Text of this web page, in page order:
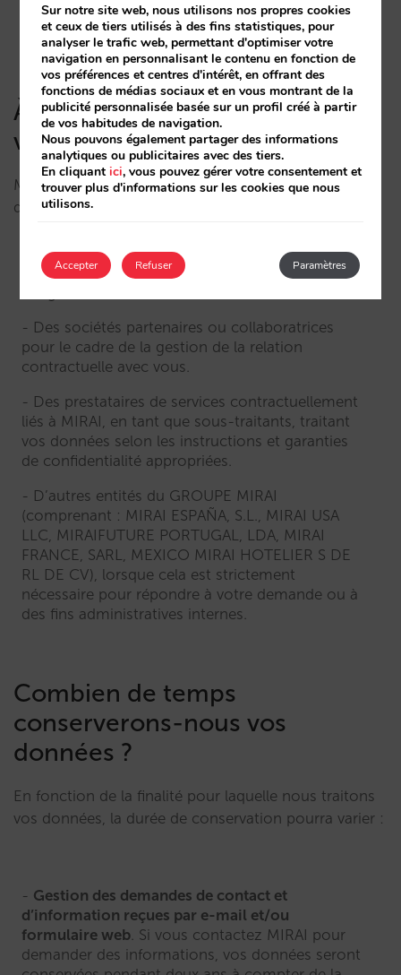
cas où vous donnez votre consentement (art. 6.1
a) RGPD).
À qui communiquerons-nous
vos données personnelles ?
MIRAI ne communiquera vos données personnelles
qu’à :
Des tiers, organismes et institutions publiques,
y compris autorités judiciaires, lorsque la loi
Des sociétés partenaires ou collaboratrices
pour le cadre de la gestion de la relation
contractuelle avec vous.
Des prestataires de services contractuellement
liés à MIRAI, en tant que sous-traitants, traitant
vos données selon les instructions et garanties
de confidentialité appropriées.
D’autres entités du GROUPE MIRAI
(comprenant : MIRAI ESPAÑA, S.L., MIRAI USA
LLC, MIRAIFUTURE PORTUGAL, LDA, MIRAI
FRANCE, SARL, MEXICO MIRAI HOTELIER S DE
RL DE CV), lorsque cela est strictement
nécessaire pour répondre à votre demande ou à
des fins administratives internes.
Combien de temps
conserverons-nous vos
données ?
En fonction de la finalité pour laquelle nous traitons
vos données, la durée de conservation pourra varier :
Gestion des demandes de contact et
d’information reçues par e-mail et/ou
formulaire web. Si vous contactez MIRAI pour
demander des informations, vos données seront
Sur notre site web, nous utilisons nos propres cookies
et ceux de tiers utilisés à des fins statistiques, pour
analyser le trafic web, permettant d'optimiser votre
navigation en personnalisant le contenu en fonction de
vos préférences et centres d'intérêt, en offrant des
fonctions de médias sociaux et en vous montrant de la
publicité personnalisée basée sur un profil créé à partir
de vos habitudes de navigation.
Nous pouvons également partager des informations
analytiques ou publicitaires avec des tiers.
En cliquantici, vous pouvez gérer votre consentement et
trouver plus d'informations sur les cookies que nous
utilisons.
Accepter Paramètres
Refuser